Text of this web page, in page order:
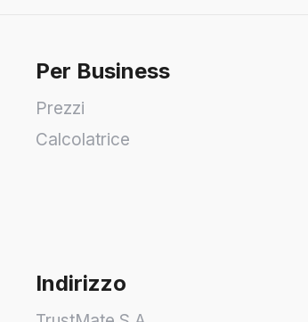
Per Business
Prezzi
Calcolatrice
Indirizzo